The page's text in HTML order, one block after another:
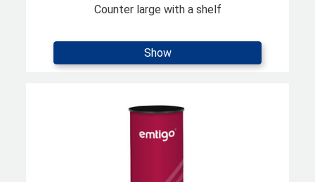
Counter large with a shelf
Show